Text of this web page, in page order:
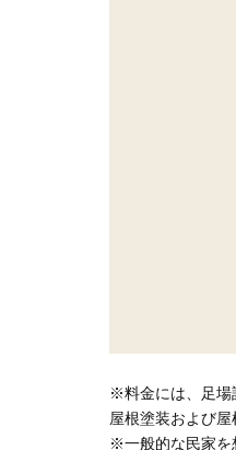
※料金には、足場
屋根塗装および
※一般的な民家を